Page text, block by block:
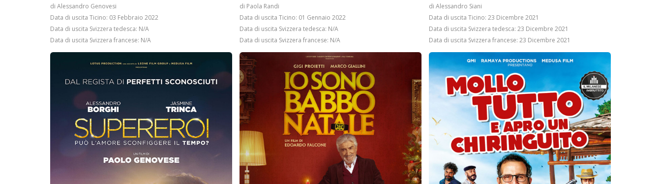
di Alessandro Genovesi
Data di uscita Ticino: 03 Febbraio 2022
Data di uscita Svizzera tedesca: N/A
Data di uscita Svizzera francese: N/A
di Paola Randi
Data di uscita Ticino: 01 Gennaio 2022
Data di uscita Svizzera tedesca: N/A
Data di uscita Svizzera francese: N/A
di Alessandro Siani
Data di uscita Ticino: 23 Dicembre 2021
Data di uscita Svizzera tedesca: 23 Dicembre 2021
Data di uscita Svizzera francese: 23 Dicembre 2021